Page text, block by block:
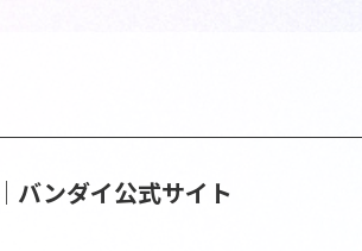
バンダイ公式サイト